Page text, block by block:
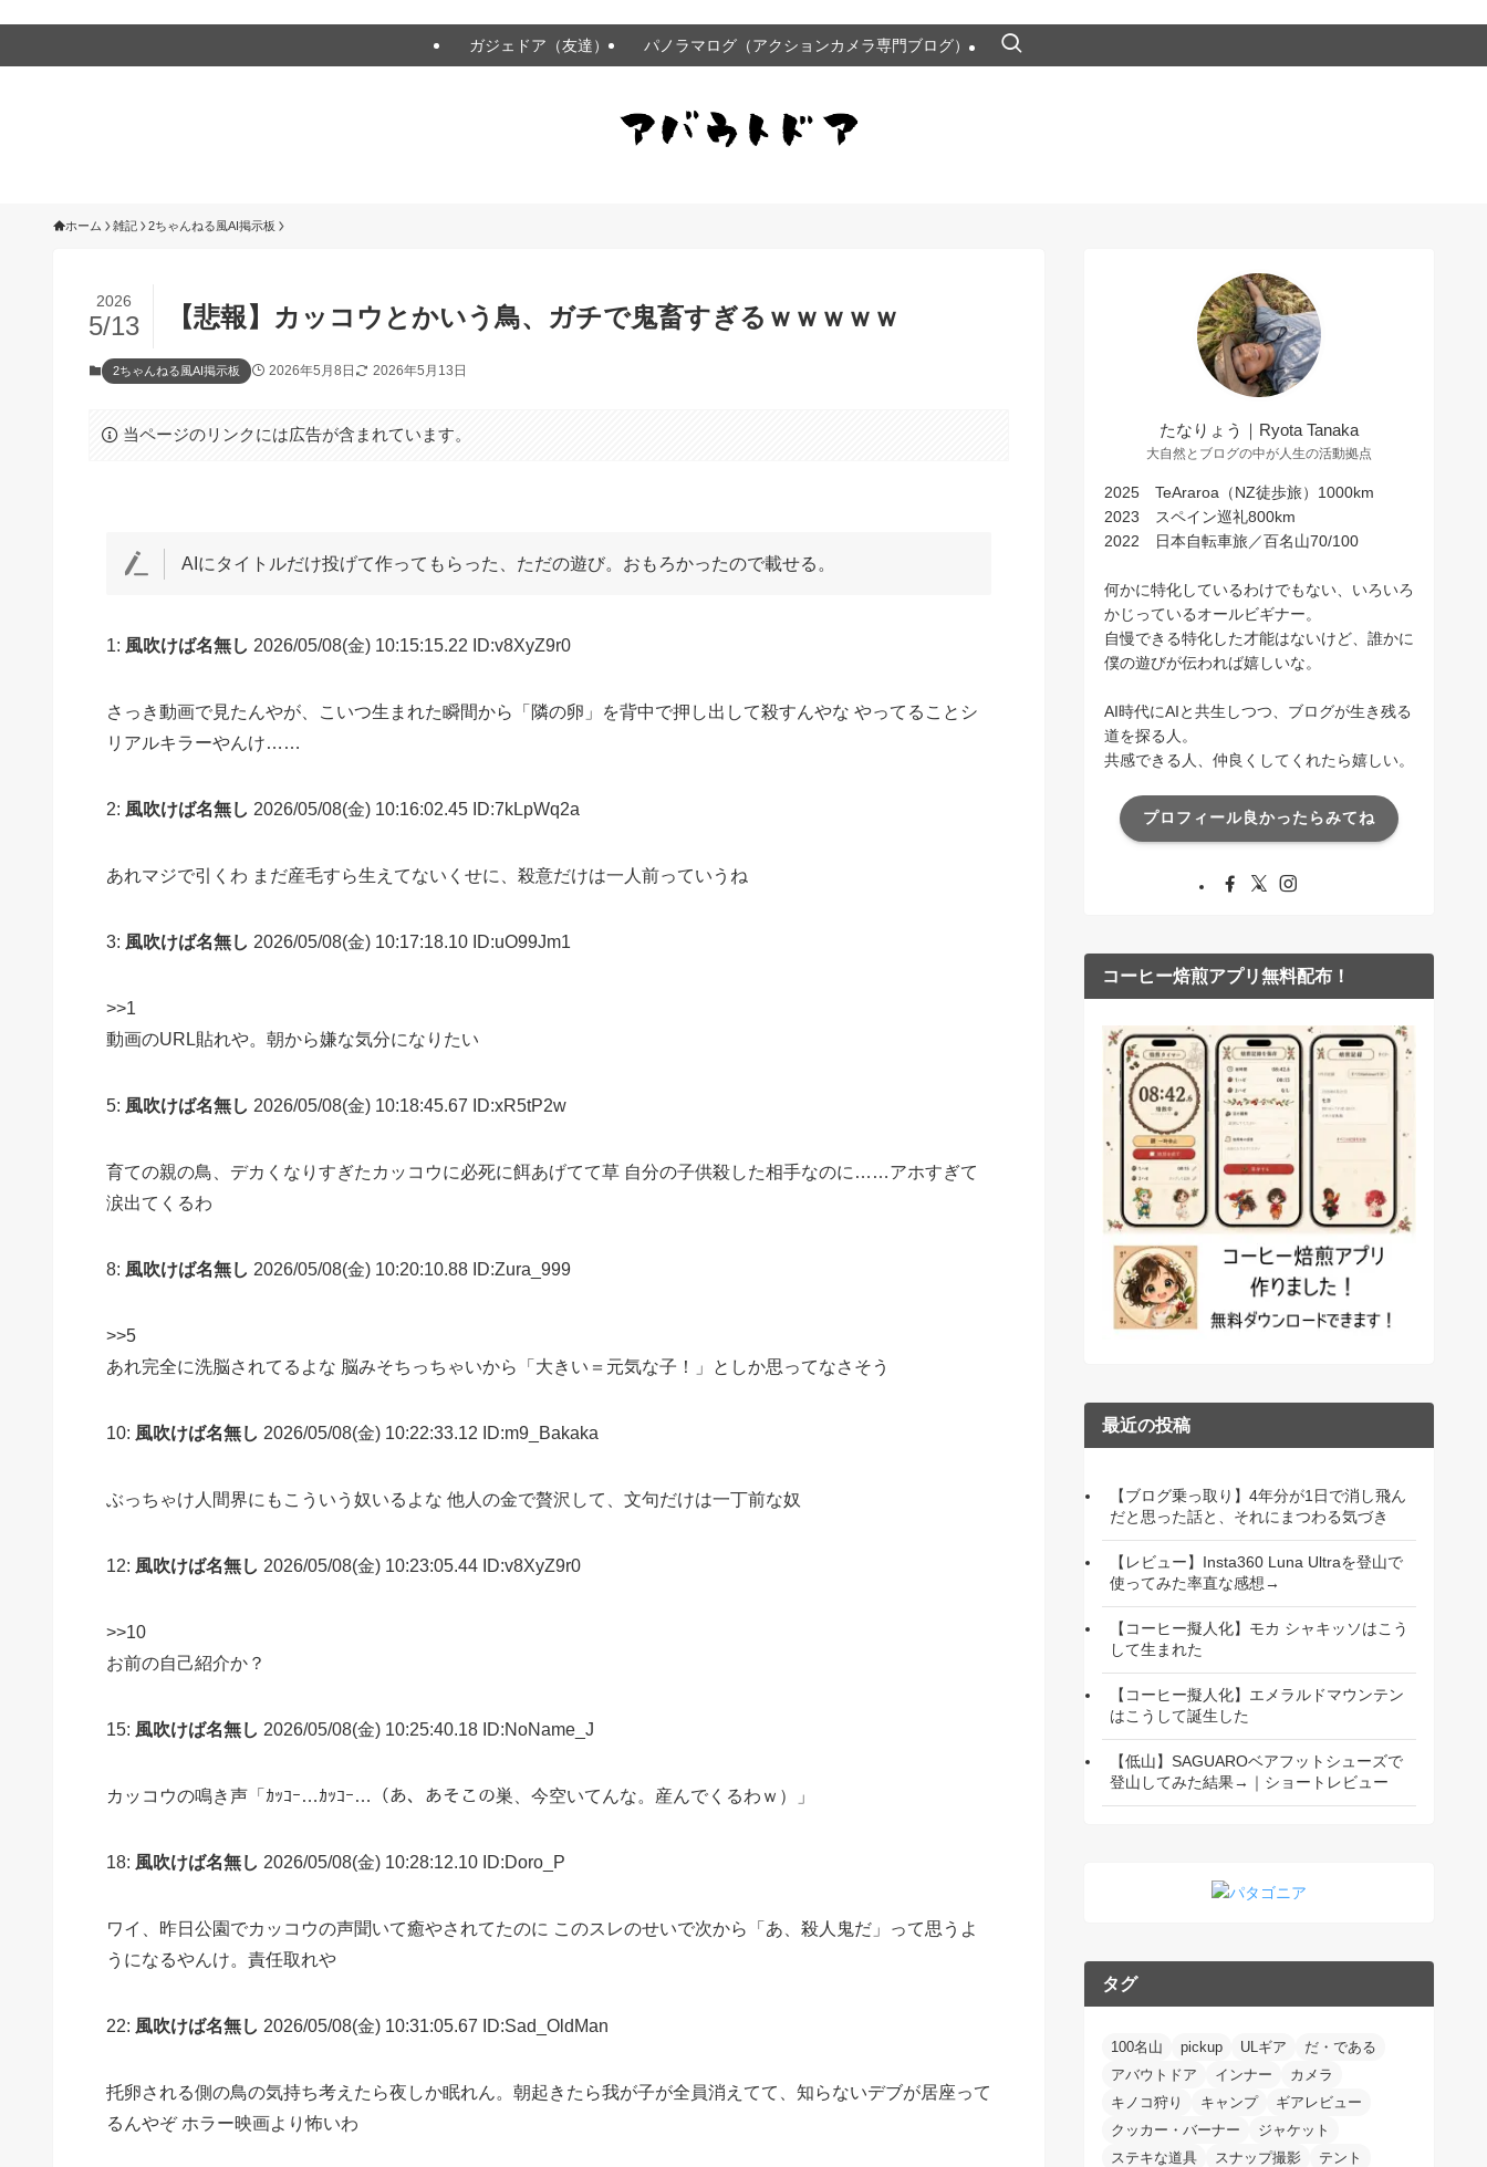
ガジェドア（友達） パノラマログ（アクションカメラ専門ブログ）
ホーム 雑記 2ちゃんねる風AI掲示板
【悲報】カッコウとかいう鳥、ガチで鬼畜すぎるｗｗｗｗｗ
2026
5/13
2ちゃんねる風AI掲示板 2026年5月8日 2026年5月13日
当ページのリンクには広告が含まれています。
AIにタイトルだけ投げて作ってもらった、ただの遊び。おもろかったので載せる。
1: 風吹けば名無し 2026/05/08(金) 10:15:15.22 ID:v8XyZ9r0
さっき動画で見たんやが、こいつ生まれた瞬間から「隣の卵」を背中で押し出して殺すんやな やってることシ
リアルキラーやんけ……
2: 風吹けば名無し 2026/05/08(金) 10:16:02.45 ID:7kLpWq2a
あれマジで引くわ まだ産毛すら生えてないくせに、殺意だけは一人前っていうね
3: 風吹けば名無し 2026/05/08(金) 10:17:18.10 ID:uO99Jm1
>>1
動画のURL貼れや。朝から嫌な気分になりたい
5: 風吹けば名無し 2026/05/08(金) 10:18:45.67 ID:xR5tP2w
育ての親の鳥、デカくなりすぎたカッコウに必死に餌あげてて草 自分の子供殺した相手なのに……アホすぎて
涙出てくるわ
8: 風吹けば名無し 2026/05/08(金) 10:20:10.88 ID:Zura_999
>>5
あれ完全に洗脳されてるよな 脳みそちっちゃいから「大きい＝元気な子！」としか思ってなさそう
10: 風吹けば名無し 2026/05/08(金) 10:22:33.12 ID:m9_Bakaka
ぶっちゃけ人間界にもこういう奴いるよな 他人の金で贅沢して、文句だけは一丁前な奴
12: 風吹けば名無し 2026/05/08(金) 10:23:05.44 ID:v8XyZ9r0
>>10
お前の自己紹介か？
15: 風吹けば名無し 2026/05/08(金) 10:25:40.18 ID:NoName_J
カッコウの鳴き声「ｶｯｺｰ…ｶｯｺｰ…（あ、あそこの巣、今空いてんな。産んでくるわｗ）」
18: 風吹けば名無し 2026/05/08(金) 10:28:12.10 ID:Doro_P
ワイ、昨日公園でカッコウの声聞いて癒やされてたのに このスレのせいで次から「あ、殺人鬼だ」って思うよ
うになるやんけ。責任取れや
22: 風吹けば名無し 2026/05/08(金) 10:31:05.67 ID:Sad_OldMan
托卵される側の鳥の気持ち考えたら夜しか眠れん。朝起きたら我が子が全員消えてて、知らないデブが居座って
るんやぞ ホラー映画より怖いわ
たなりょう｜Ryota Tanaka
大自然とブログの中が人生の活動拠点
2025 TeAraroa（NZ徒歩旅）1000km
2023 スペイン巡礼800km
2022 日本自転車旅／百名山70/100
何かに特化しているわけでもない、いろいろ
かじっているオールビギナー。
自慢できる特化した才能はないけど、誰かに
僕の遊びが伝われば嬉しいな。
AI時代にAIと共生しつつ、ブログが生き残る
道を探る人。
共感できる人、仲良くしてくれたら嬉しい。
プロフィール良かったらみてね
コーヒー焙煎アプリ無料配布！
最近の投稿
【ブログ乗っ取り】4年分が1日で消し飛ん
だと思った話と、それにまつわる気づき
【レビュー】Insta360 Luna Ultraを登山で
使ってみた率直な感想→
【コーヒー擬人化】モカ シャキッソはこう
して生まれた
【コーヒー擬人化】エメラルドマウンテン
はこうして誕生した
【低山】SAGUAROベアフットシューズで
登山してみた結果→｜ショートレビュー
タグ
100名山 pickup ULギア
だ・である
アバウトドア
インナー
カメラ
キノコ狩り
キャンプ
ギアレビュー
クッカー・バーナー
ジャケット
ステキな道具
スナップ撮影
テント